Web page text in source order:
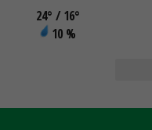
24° / 16°
10 %